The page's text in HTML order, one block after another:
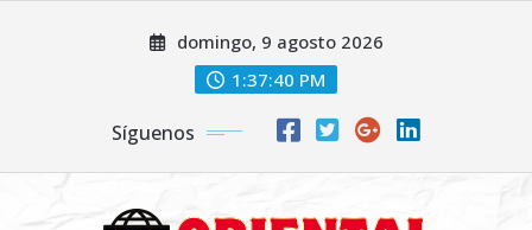
domingo, 9 agosto 2026
1:37:41 PM
Síguenos